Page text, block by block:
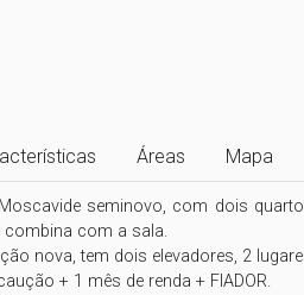
Áreas Mapa
seminovo, com dois
combina com a sala.
nova, tem dois elevadores, 2
+ 1 mês de renda + FIADOR.